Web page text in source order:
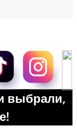
выбрали,